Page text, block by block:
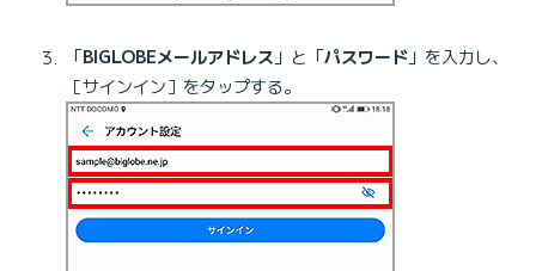
「BIGLOBEメールアドレス 」と「パスワード 」を入力し、
［サインイン］をタップする。